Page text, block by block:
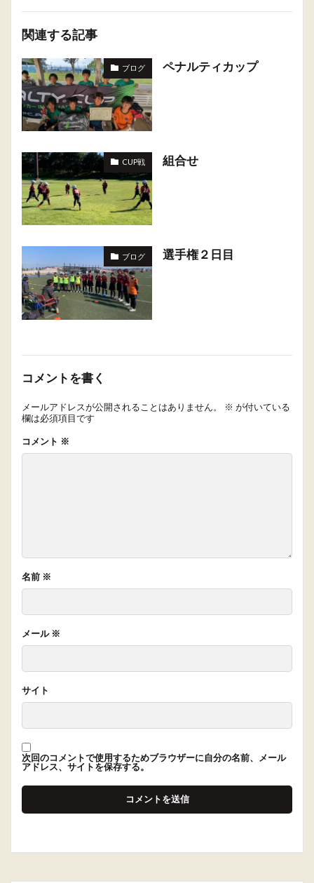
関連する記事
ブログ ペナルティカップ
CUP戦 組合せ
ブログ 選手権２日目
コメントを書く
メールアドレスが公開されることはありません。 ※ が付いている
欄は必須項目です
コメント ※
名前 ※
メール ※
サイト
次回のコメントで使用するためブラウザーに自分の名前、メール
アドレス、サイトを保存する。